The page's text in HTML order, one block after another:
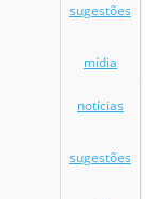
sugestões
mídia
notícias
sugestões